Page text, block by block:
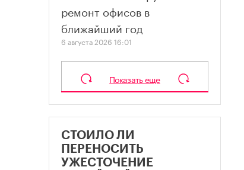
ремонт офисов в
ближайший год
6 августа 2026 16:01
Показать еще
СТОИЛО ЛИ
ПЕРЕНОСИТЬ
УЖЕСТОЧЕНИЕ